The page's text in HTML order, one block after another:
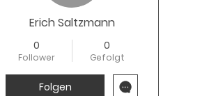
Erich Saltzmann
0
Follower
0
Gefolgt
Folgen